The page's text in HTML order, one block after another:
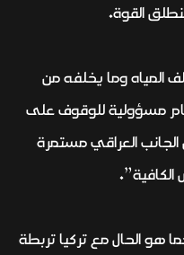
القوة.
المياه وما يخلفه من
مسؤولية للوقوف على
الجانب العراقي مستمرة
هو الحال مع تركيا تربطة